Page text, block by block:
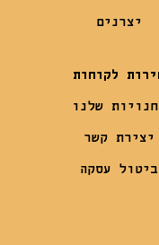
יצרנים
לקוחות
שלנו
יצירת קשר
ביטול עסקה